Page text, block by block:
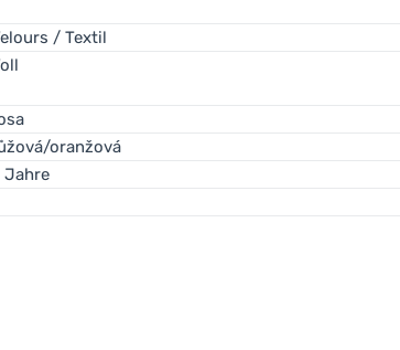
/ Textil
sie bieten eine hervorragende Belüftung,
Zehen, mehr Stabilität und eignen sich auch für
oranžová
Jahre